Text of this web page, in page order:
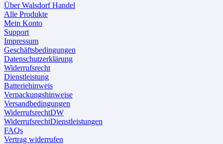
Über Walsdorf Handel
Alle Produkte
Mein Konto
Support
Impressum
Geschäftsbedingungen
Datenschutzerklärung
Widerrufsrecht
Dienstleistung
Batteriehinweis
Verpackungshinweise
Versandbedingungen
WiderrufsrechtDW
WiderrufsrechtDienstleistungen
FAQs
Vertrag widerrufen